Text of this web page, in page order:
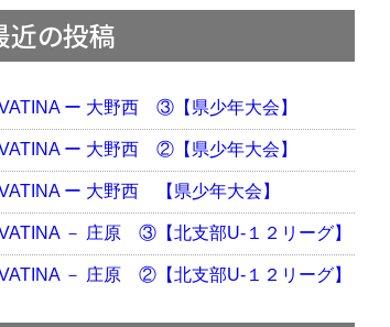
近の投稿
ー 大野西 ③【県少年大会】
ー 大野西 ②【県少年大会】
ー 大野西 【県少年大会】
－ 庄原 ③【北支部U-１２リーグ】
－ 庄原 ②【北支部U-１２リーグ】